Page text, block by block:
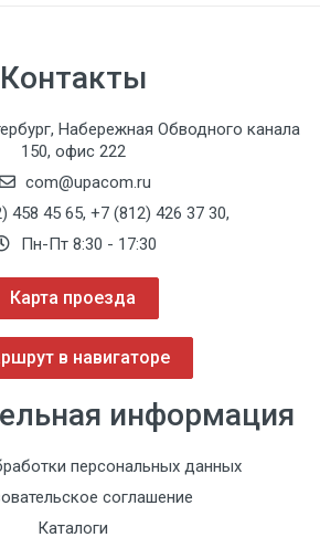
KARL STORZ 4 ГБ 20 0402 81
Контакты
Набережная Обводного канала
150, офис 222
com@upacom.ru
458 45 65, +7 (812) 426 37 30,
Пн-Пт 8:30 - 17:30
Карта проезда
в навигаторе
информация
персональных данных
соглашение
Каталоги